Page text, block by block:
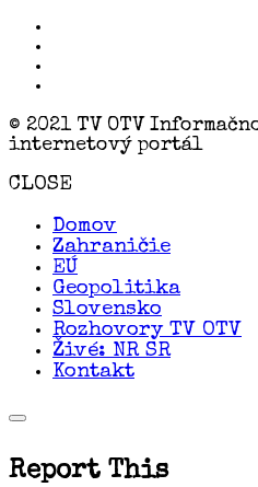
© 2021 TV OTV
internetový portál
CLOSE
Domov
Zahraničie
EÚ
Geopolitika
Slovensko
Rozhovory TV OTV
Živé: NR SR
Kontakt
Report This